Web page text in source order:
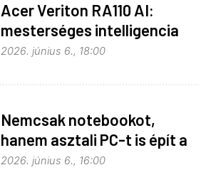
Acer Veriton RA110 AI:
mesterséges intelligencia
helyben
2026. június 6., 18:00
Nemcsak notebookot,
hanem asztali PC-t is épít a
Microsoft az RTX Spark köré
2026. június 6., 16:00